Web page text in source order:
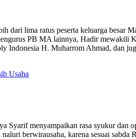
dari lima ratus peserta keluarga besar
PB MA lainnya, Hadir
H. Muharrom Ahmad, dan
Usaha
menyampaikan rasa syukur dan
berwirausaha, karena sesuai